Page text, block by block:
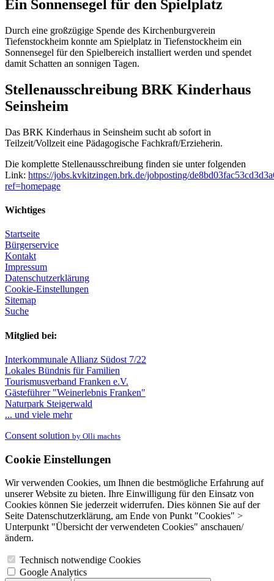
Ein Sonnensegel für den Spielplatz
Durch eine großzügige Spende des Kirchenburgverein
Tiefenstockheim konnte am Spielplatz in Tiefenstockheim ein
Sonnensegel für den Spielbereich installiert werden und spendet
damit Schatten an sonnigen Tagen.
Stellenausschreibung BRK Kinderhaus
Seinsheim
Das BRK Kinderhaus in Seinsheim sucht ab sofort in
Teilzeit/Vollzeit eine Pädagogische Fachkraft/Erzieherin.
Die komplette Stellenausschreibung finden sie unter folgenden
Link: https://jobs.kvkitzingen.brk.de/jobposting/
ref=homepage
Wichtiges
Startseite
Bürgerservice
Kontakt
Impressum
Datenschutzerklärung
Cookie-Einstellungen
Sitemap
Suche
Mitglied bei:
Interkommunale Allianz Südost 7/22
Lokales Bündnis für Familien
Tourismusverband Franken e.V.
Gästeführer "Weinerlebnis Franken"
Naturpark Steigerwald
... und viele mehr
Consent solution by Olli machts
Cookie Einstellungen
Wir verwenden Cookies, um Ihnen die bestmögliche Erfahrung auf
unserer Website zu bieten. Ihre Einwilligung für den Einsatz von
Cookies können Sie jederzeit widerrufen. Dies können Sie auf der
Seite Datenschutzerklärung, am Ende von Punkt "Cookies" >
Unterpunkt "Übersicht der verwendeten Cookies" anschauen/
ändern.
Technisch notwendige Cookies
Google Analytics